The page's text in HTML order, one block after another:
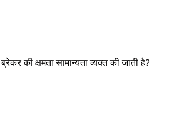
की क्षमता सामान्यता व्यक्त की जाती है?